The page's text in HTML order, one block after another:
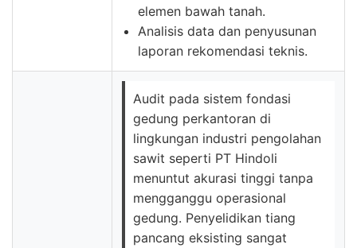
elemen bawah tanah.
Analisis data dan penyusunan
laporan rekomendasi teknis.
Audit pada sistem fondasi
gedung perkantoran di
lingkungan industri pengolahan
sawit seperti PT Hindoli
menuntut akurasi tinggi tanpa
mengganggu operasional
gedung. Penyelidikan tiang
pancang eksisting sangat